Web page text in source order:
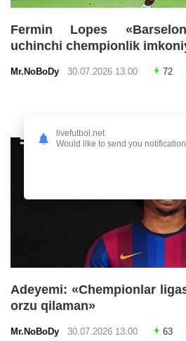
Fermin Lopes
uchinchi chempionlik
Mr.NoBoDy 30.07.2026 13:00 72
Adeyemi: «Chempionlar
orzu qilaman»
Mr.NoBoDy 30.07.2026 13:00 63
livefutbol.net
Would like to send you